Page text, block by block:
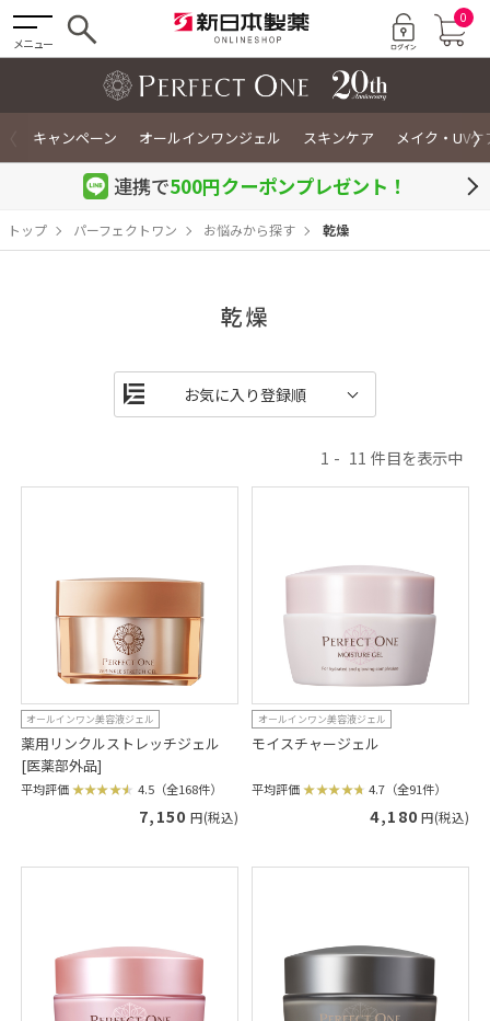
メニュー
0
キャンペーン オールインワンジェル スキンケア メイク・UVケ
〉
連携で500円クーポンプレゼント！
トップ パーフェクトワン お悩みから探す 乾燥
乾燥
1 11
オールインワン美容液ジェル
薬用リンクルストレッチジェル
[医薬部外品]
平均評価 4.5（全168件）
7,150 円(税込)
オールインワン美容液ジェル
モイスチャージェル
平均評価 4.7（全91件）
4,180 円(税込)